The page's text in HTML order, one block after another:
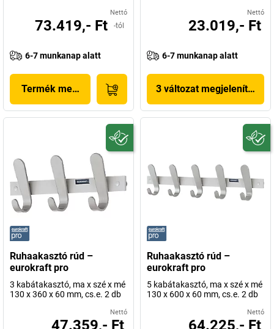
Nettó
73.419,- Ft -tól
6-7 munkanap alatt
Termék megjelenítése
Nettó
23.019,- Ft
6-7 munkanap alatt
3 változat megjelenítése
Ruhaakasztó rúd –
eurokraft pro
3 kabátakasztó, ma x szé x mé
130 x 360 x 60 mm, cs.e. 2 db
Nettó
47.359,- Ft
Ruhaakasztó rúd –
eurokraft pro
5 kabátakasztó, ma x szé x mé
130 x 600 x 60 mm, cs.e. 2 db
Nettó
64.225,- Ft